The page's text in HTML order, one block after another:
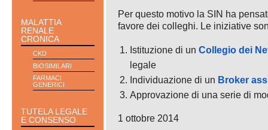
MALATTIA
RENALE
CRONICA
CKD
BIOSIMILARI
FARMACI
GENERICI
TUTELA LEGALE
E CONSENSO
Per questo motivo la SIN ha
favore dei colleghi. Le iniziative
Istituzione di un Collegio dei
legale
Individuazione di un Broker
Approvazione di una serie di
1 ottobre 2014